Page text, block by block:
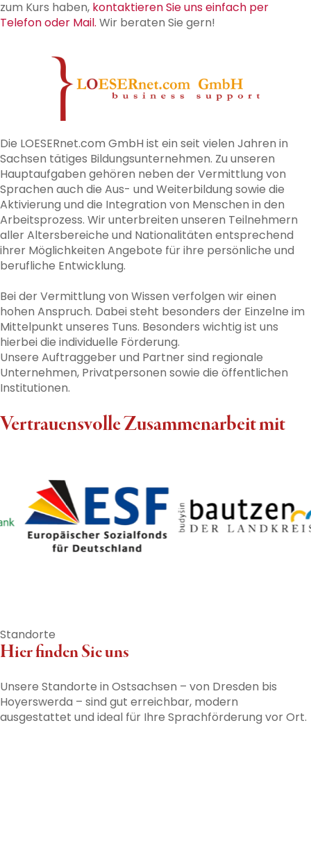
zum Kurs haben, kontaktieren Sie uns einfach per
Telefon oder Mail. Wir beraten Sie gern!
Die LOESERnet.com GmbH ist ein seit vielen Jahren in
Sachsen tätiges Bildungsunternehmen. Zu unseren
Hauptaufgaben gehören neben der Vermittlung von
Sprachen auch die Aus- und Weiterbildung sowie die
Aktivierung und die Integration von Menschen in den
Arbeitsprozess. Wir unterbreiten unseren Teilnehmern
aller Altersbereiche und Nationalitäten entsprechend
ihrer Möglichkeiten Angebote für ihre persönliche und
berufliche Entwicklung.
Bei der Vermittlung von Wissen verfolgen wir einen
hohen Anspruch. Dabei steht besonders der Einzelne im
Mittelpunkt unseres Tuns. Besonders wichtig ist uns
hierbei die individuelle Förderung.
Unsere Auftraggeber und Partner sind regionale
Unternehmen, Privatpersonen sowie die öffentlichen
Institutionen.
Vertrauensvolle Zusammenarbeit mit
Standorte
Hier finden Sie uns
Unsere Standorte in Ostsachsen – von Dresden bis
Hoyerswerda – sind gut erreichbar, modern
ausgestattet und ideal für Ihre Sprachförderung vor Ort.